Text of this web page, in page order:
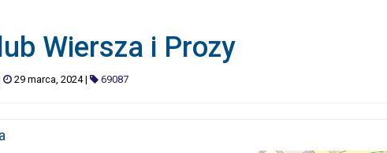
Wiersza i Prozy
29 marca, 2024| 69087